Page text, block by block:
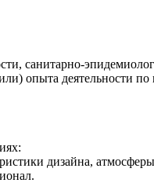
санитарно-
опыта деятельности
дизайна,